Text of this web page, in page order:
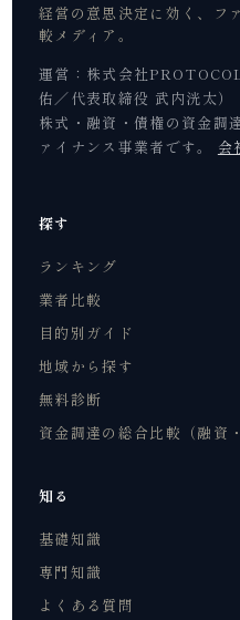
経営の意思決定に効く、フ
較メディア。
運営：株式会社
佑／代表取締役 武内洸太）
株式・融資・債権の資金調
ァイナンス事業者です。 会
探す
ランキング
業者比較
目的別ガイド
地域から探す
無料診断
資金調達の総合比較（融資
知る
基礎知識
専門知識
よくある質問